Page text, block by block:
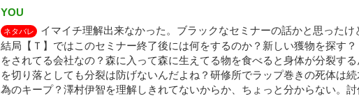
YOU
ネタバレ
イマイチ理解出来なかった。ブラックなセミナーの話かと思ったけ
結局【Ｔ】ではこのセミナー終了後には何をするのか？新しい獲物を探す
をされてる会社なの？森に入って森に生えてる物を食べると身体が分裂す
を切り落としても分裂は防げないんだよね？研修所でラップ巻きの死体は
為のキープ？澤村伊智を理解しきれてないからか、ちょっと分からない。討